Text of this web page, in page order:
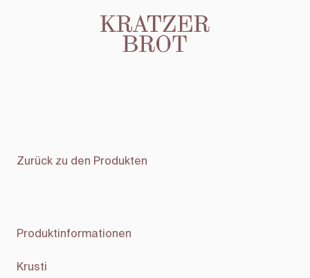
Zurück zu den Produkten
Produktinformationen
Krusti